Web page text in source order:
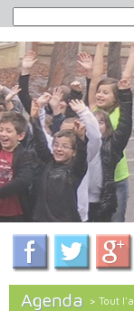
Agenda > Tout